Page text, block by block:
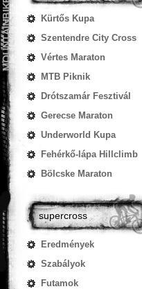
Kürtős Kupa
Szentendre City Cross
Vértes Maraton
MTB Piknik
Drótszamár Fesztivál
Gerecse Maraton
Underworld Kupa
Fehérkő-lápa Hillclimb
Bölcske Maraton
supercross
Eredmények
Szabályok
Futamok